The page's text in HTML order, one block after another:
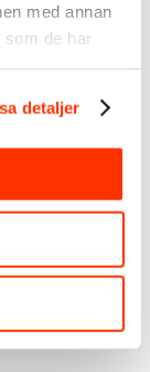
med annan
som de har
detaljer